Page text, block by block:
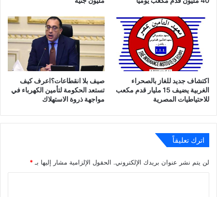
اكتشاف جديد للغاز بالصحراء
الغربية يضيف 15 مليار قدم مكعب
للاحتياطيات المصرية
صيف بلا انقطاعات؟اعرف كيف
تستعد الحكومة لتأمين الكهرباء في
مواجهة ذروة الاستهلاك
اترك تعليقاً
لن يتم نشر عنوان بريدك الإلكتروني. الحقول الإلزامية مشار إليها بـ*